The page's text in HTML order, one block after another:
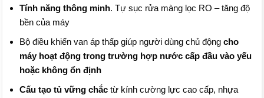
Tính năng thông minh. Tự sục rửa màng lọc RO – tăng độ
bền của máy
Bộ điều khiển van áp thấp giúp người dùng chủ độngcho
máy hoạt động trong trường hợp nước cấp đầu vào yếu
hoặc không ổn định
Cấu tạo tủ vững chắc từ kính cường lực cao cấp, nhựa